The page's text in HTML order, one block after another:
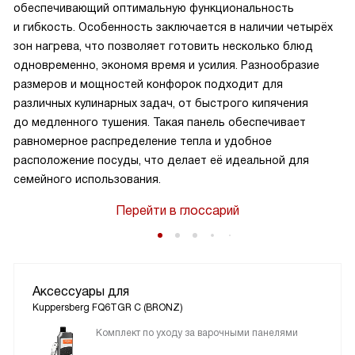
обеспечивающий оптимальную функциональность
и гибкость. Особенность заключается в наличии четырёх
зон нагрева, что позволяет готовить несколько блюд
одновременно, экономя время и усилия. Разнообразие
размеров и мощностей конфорок подходит для
различных кулинарных задач, от быстрого кипячения
до медленного тушения. Такая панель обеспечивает
равномерное распределение тепла и удобное
расположение посуды, что делает её идеальной для
семейного использования.
Перейти в глоссарий
Аксессуары для
Kuppersberg FQ6TGR C (BRONZ)
Комплект по уходу за варочными панелями